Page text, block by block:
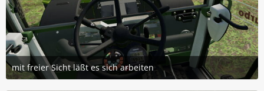
mit freier Sicht läßt es sich arbeiten
29. April 2023 um 19:38